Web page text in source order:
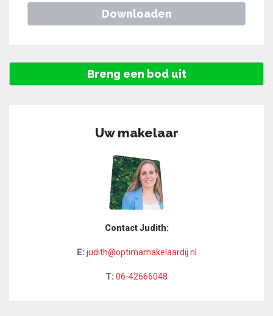
Downloaden
Breng een bod uit
Uw makelaar
Contact Judith:
E: judith@optimamakelaardij.nl
T: 06-42666048